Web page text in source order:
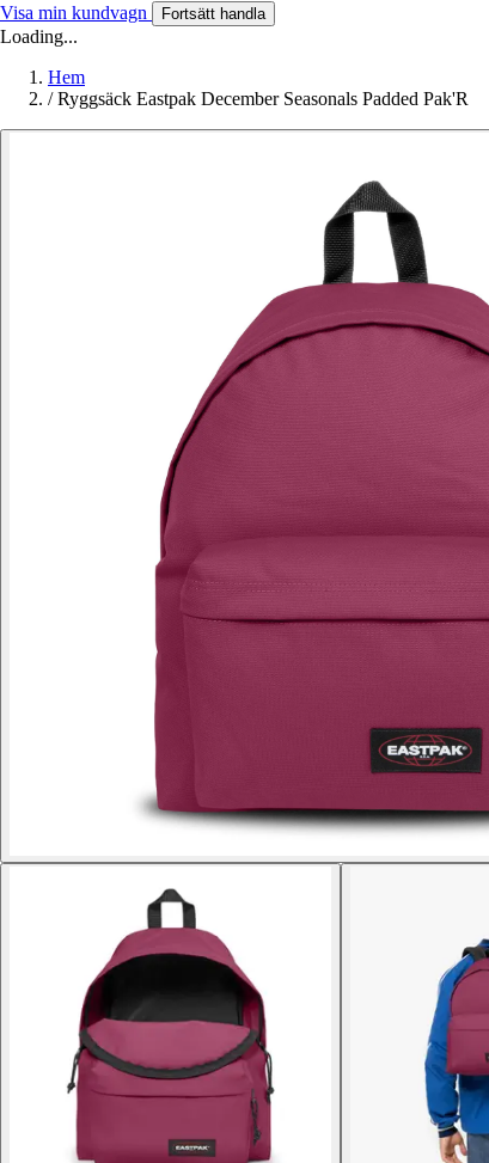
Visa min kundvagn Fortsätt handla
Loading...
Hem
/ Ryggsäck Eastpak December Seasonals Padded Pak'R